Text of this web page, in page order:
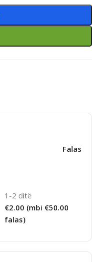
Falas
1-2 ditë
€2.00 (mbi €50.00
falas)